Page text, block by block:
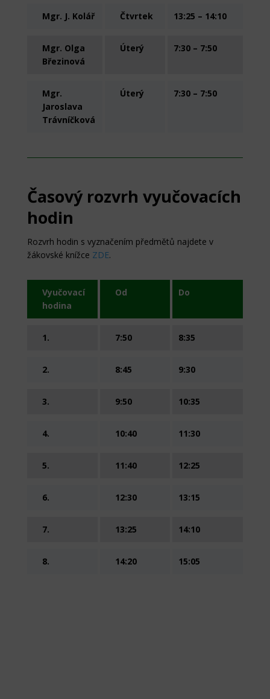
Mgr. J. Kolář Čtvrtek 13:25 – 14:10
Mgr. Olga
Březinová
Úterý 7:30 – 7:50
Mgr.
Jaroslava
Trávníčková
Úterý 7:30 – 7:50
Časový rozvrh vyučovacích
hodin
Rozvrh hodin s vyznačením předmětů najdete v
žákovské knížce ZDE.
Vyučovací
hodina
Od Do
1. 7:50 8:35
2. 8:45 9:30
3. 9:50 10:35
4. 10:40 11:30
5. 11:40 12:25
6. 12:30 13:15
7. 13:25 14:10
8. 14:20 15:05